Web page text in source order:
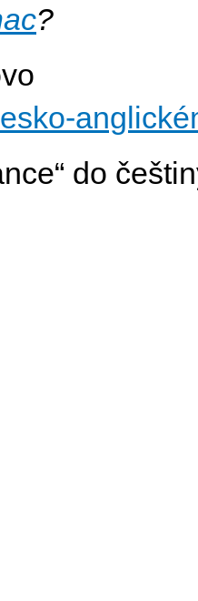
?
do